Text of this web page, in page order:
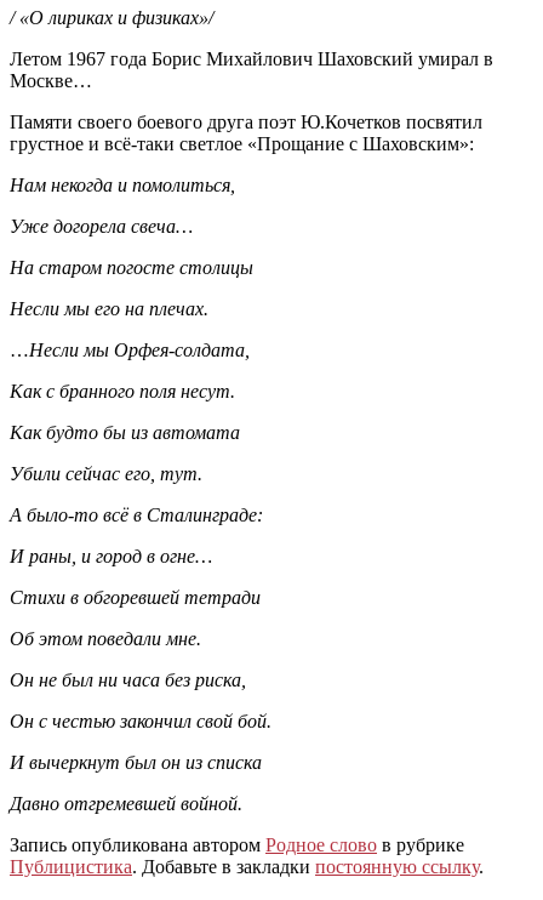
/ «О лириках и физиках»/
Летом 1967 года Борис Михайлович Шаховский умирал в
Москве…
Памяти своего боевого друга поэт Ю.Кочетков посвятил
грустное и всё-таки светлое «Прощание с Шаховским»:
Нам некогда и помолиться,
Уже догорела свеча…
На старом погосте столицы
Несли мы его на плечах.
…Несли мы Орфея-солдата,
Как с бранного поля несут.
Как будто бы из автомата
Убили сейчас его, тут.
А было-то всё в Сталинграде:
И раны, и город в огне…
Стихи в обгоревшей тетради
Об этом поведали мне.
Он не был ни часа без риска,
Он с честью закончил свой бой.
И вычеркнут был он из списка
Давно отгремевшей войной.
Запись опубликована автором Родное слово в рубрике
Публицистика. Добавьте в закладки постоянную ссылку.